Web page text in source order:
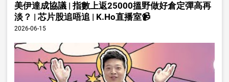
美伊達成協議 | 指數上返25000搵野做好倉定彈高再
淡？ | 芯片股追唔追 | K.Ho直播室📹
2026-06-15